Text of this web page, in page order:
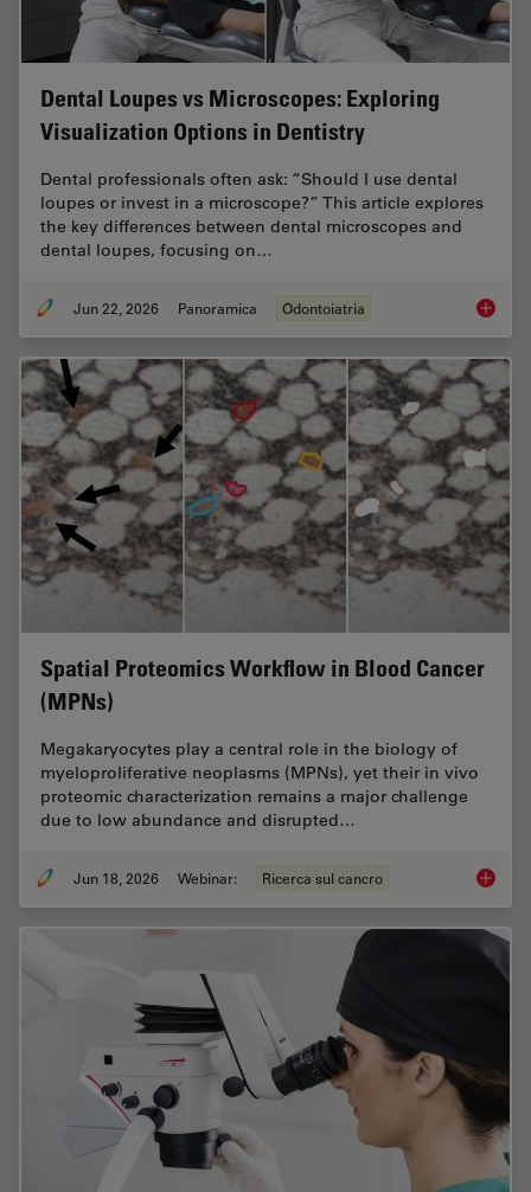
Dental Loupes vs Microscopes: Exploring
Visualization Options in Dentistry
Dental professionals often ask: “Should I use dental
loupes or invest in a microscope?” This article explores
the key differences between dental microscopes and
dental loupes, focusing on…
Jun 22, 2026 Panoramica Odontoiatria Dental
Spatial Proteomics Workflow in Blood Cancer
(MPNs)
Megakaryocytes play a central role in the biology of
myeloproliferative neoplasms (MPNs), yet their in vivo
proteomic characterization remains a major challenge
due to low abundance and disrupted…
Jun 18, 2026 Webinar: Ricerca sul cancro Spatial